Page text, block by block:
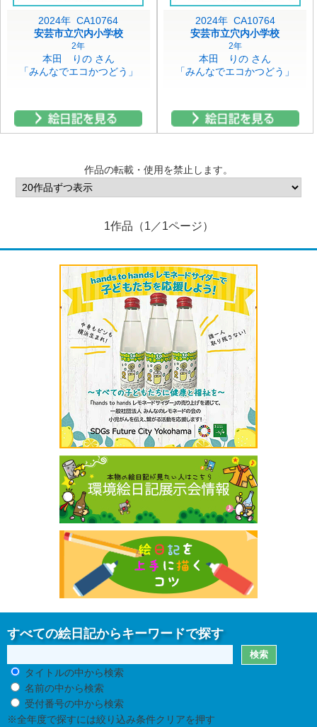
2024年 CA10764
安芸市立穴内小学校
2年
本田 りの さん
「みんなでエコかつどう」
2024年 CA10764
安芸市立穴内小学校
2年
本田 りの さん
「みんなでエコかつどう」
作品の転載・使用を禁止します。
1作品（1／1ページ）
すべての絵日記からキーワードで探す
タイトルの中から検索
名前の中から検索
受付番号の中から検索
※全年度で探すには絞り込み条件クリアを押す